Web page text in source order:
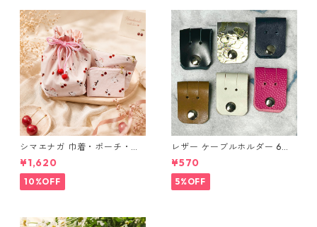
シマエナガ 巾着・ポーチ・ミ
ニポーチ(カード収納にも) ３
点セット さくらんぼ柄×淡いピ
ンク
¥1,620
10%OFF
レザー ケーブルホルダー 6個
セット
¥570
5%OFF